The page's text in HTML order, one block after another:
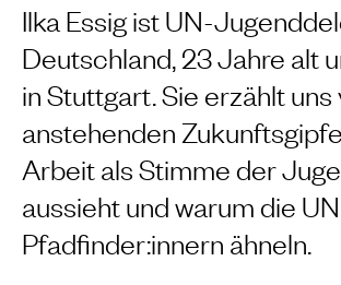
Ilka Essig ist UN-
Deutschland, 23 Jahre alt
in Stuttgart. Sie erzählt uns
anstehenden
Arbeit als Stimme der
aussieht und warum die
Pfadfinder:innern ähneln.